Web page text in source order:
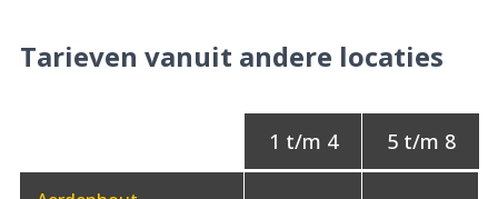
Tarieven vanuit andere locaties